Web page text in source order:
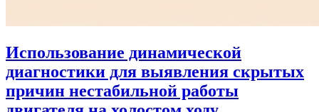
Использование динамической
диагностики для выявления скрытых
причин нестабильной работы